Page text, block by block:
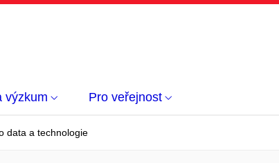
výzkum Pro veřejnost
data a technologie